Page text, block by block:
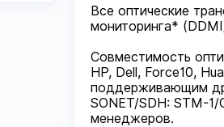
Все оптические
мониторинга*
Совместимость
HP, Dell, Force10,
поддерживающим
SONET/SDH: STM-
менеджеров.